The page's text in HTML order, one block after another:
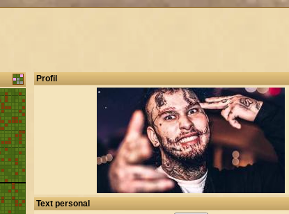
Profil
Text personal